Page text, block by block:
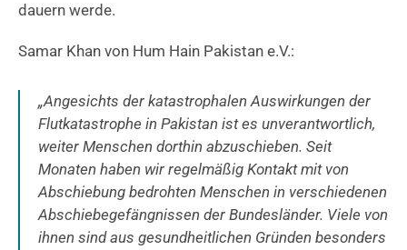
dauern werde.
Samar Khan von Hum Hain Pakistan e.V.:
„Angesichts der katastrophalen Auswirkungen der
Flutkatastrophe in Pakistan ist es unverantwortlich,
weiter Menschen dorthin abzuschieben. Seit
Monaten haben wir regelmäßig Kontakt mit von
Abschiebung bedrohten Menschen in verschiedenen
Abschiebegefängnissen der Bundesländer. Viele von
ihnen sind aus gesundheitlichen Gründen besonders